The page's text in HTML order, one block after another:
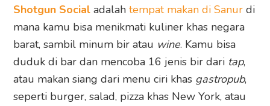
Shotgun Social adalahtempat makan di Sanur di
mana kamu bisa menikmati kuliner khas negara
barat, sambil minum bir atau wine. Kamu bisa
duduk di bar dan mencoba 16 jenis bir dari tap,
atau makan siang dari menu ciri khas gastropub,
seperti burger, salad, pizza khas New York, atau